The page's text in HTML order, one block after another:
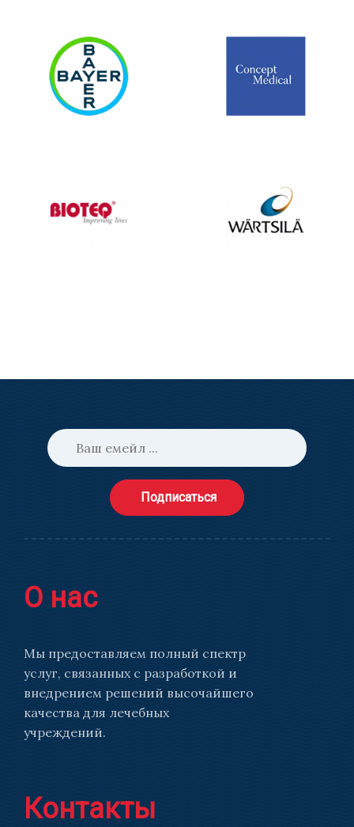
Подписаться
О нас
Мы предоставляем полный спектр
услуг, связанных с разработкой и
внедрением решений высочайшего
качества для лечебных
учреждений.
Контакты